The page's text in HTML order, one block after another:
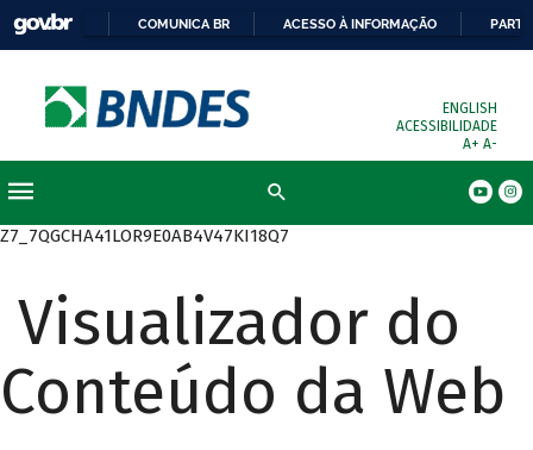
COMUNICA BR ACESSO À INFORMAÇÃO
ENGLISH
ACESSIBILIDADE
A+ A-
Z7_7QGCHA41LOR9E0AB4V47KI18Q7
Visualizador do
Conteúdo da Web